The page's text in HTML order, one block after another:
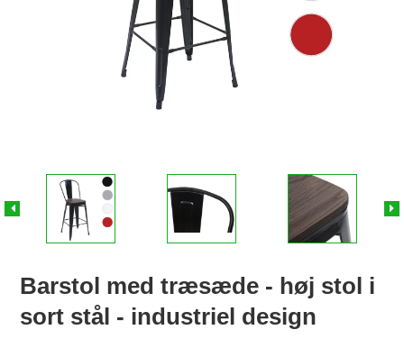
Barstol med træsæde - høj stol i
sort stål - industriel design